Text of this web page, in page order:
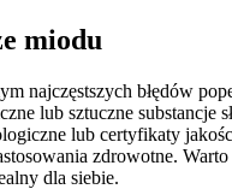
miodu
najczęstszych błędów
lub sztuczne
lub certyfikaty
zdrowotne.
dla siebie.